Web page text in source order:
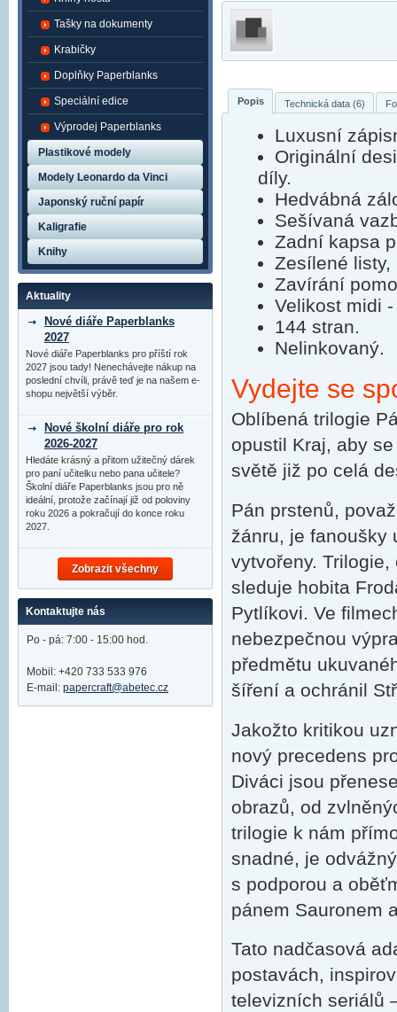
Popis Technická data (6)
Luxusní
Originální
díly.
Hedvábná
Sešívaná
Zadní kapsa
Zesílené
Zavírání
Velikost midi
144 stran.
Nelinkovaný.
Vydejte se
Oblíbená trilogie
opustil Kraj, aby
světě již po celá
Pán prstenů,
žánru, je fanoušky
vytvořeny.
sleduje hobita
Pytlíkovi. Ve
nebezpečnou
předmětu
šíření a ochránil
Jakožto kritikou
nový precedens
Diváci jsou
obrazů, od
trilogie k nám
snadné, je
s podporou a
pánem Sauronem
Tato nadčasová
postavách,
televizních seriálů
Tašky na dokumenty
Krabičky
Doplňky Paperblanks
Speciální edice
Výprodej Paperblanks
Plastikové modely
Modely Leonardo da Vinci
Japonský ruční papír
Kaligrafie
Knihy
Aktuality
Nové diáře Paperblanks
2027
Nové diáře Paperblanks pro příští rok
2027 jsou tady! Nenechávejte nákup na
poslední chvíli, právě teď je na našem e-
shopu největší výběr.
Nové školní diáře pro rok
2026-2027
Hledáte krásný a přitom užitečný dárek
pro paní učitelku nebo pana učitele?
Školní diáře Paperblanks jsou pro ně
ideální, protože začínají již od poloviny
roku 2026 a pokračují do konce roku
2027.
Zobrazit všechny
Kontaktujte nás
Po - pá: 7:00 - 15:00 hod.
Mobil: +420 733 533 976
E-mail: papercraft@abetec.cz